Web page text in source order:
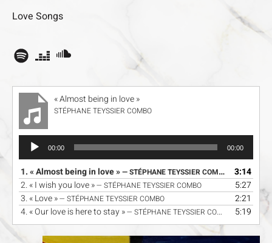
Love Songs
« Almost being in love »
STÉPHANE TEYSSIER COMBO
Lecteur
audio
00:00 00:00
1.« Almost being in love »— STÉPHANE TEYSSIER COMBO
3:14
2.« I wish you love »— STÉPHANE TEYSSIER COMBO
5:27
3.« Love »— STÉPHANE TEYSSIER COMBO
2:21
4.« Our love is here to stay »— STÉPHANE TEYSSIER COMBO 5:19